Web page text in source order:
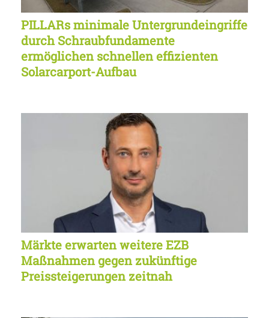
PILLARs minimale Untergrundeingriffe
durch Schraubfundamente
ermöglichen schnellen effizienten
Solarcarport-Aufbau
Märkte erwarten weitere EZB
Maßnahmen gegen zukünftige
Preissteigerungen zeitnah